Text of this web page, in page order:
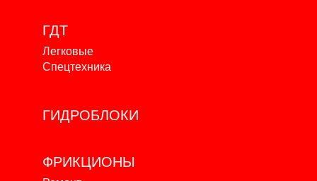
ГДТ
Легковые
Спецтехника
ГИДРОБЛОКИ
ФРИКЦИОНЫ